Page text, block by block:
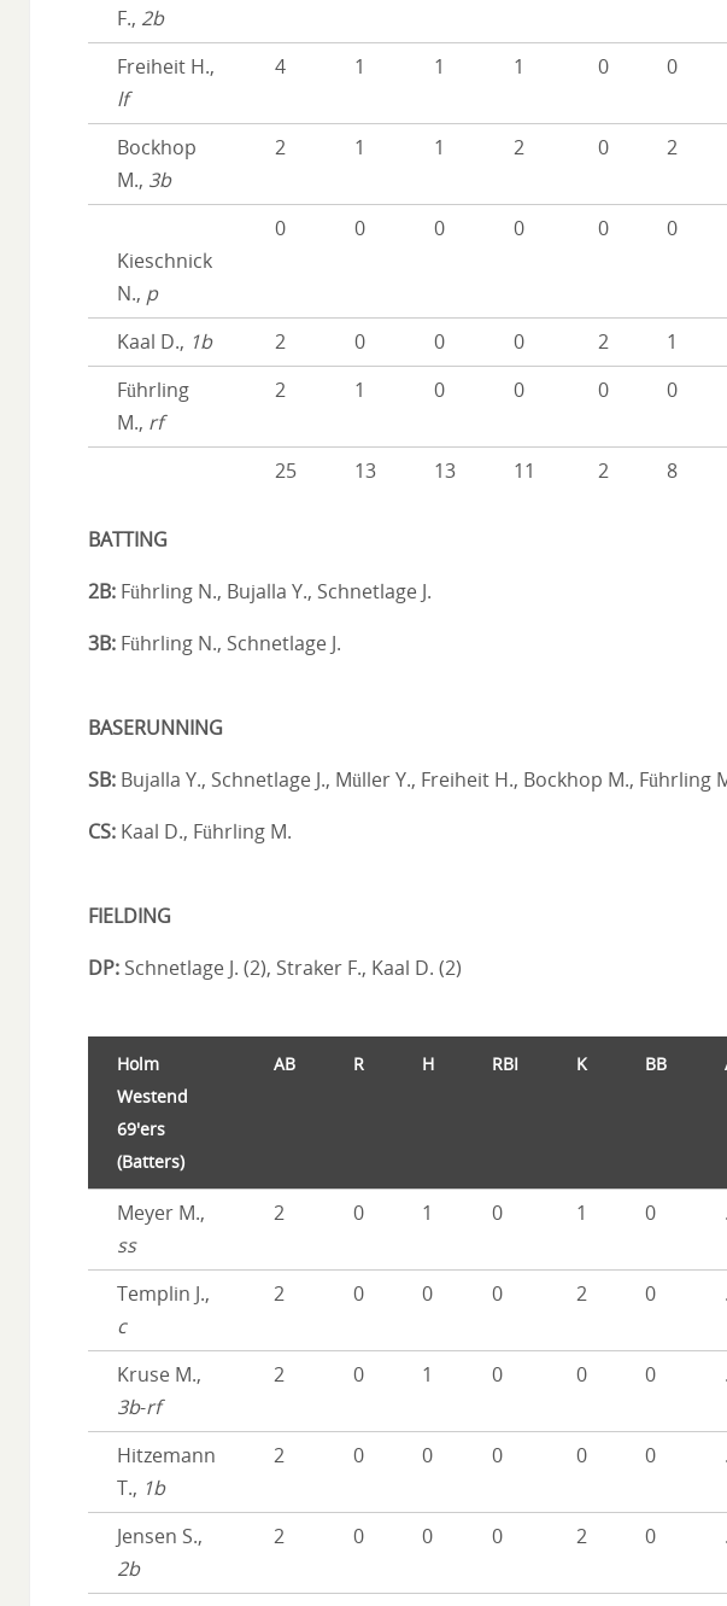
F., 2b
Freiheit H.,
lf
4 1 1 1 0 0
Bockhop
M., 3b
2 1 1 2 0 2
Kieschnick
N., p
0 0 0 0 0 0
Kaal D., 1b 2 0 0 0 2
1
Führling
M., rf
2 1 0 0 0 0
25 13 13 11 2 8
BATTING
2B: Führling N., Bujalla Y., Schnetlage J.
3B: Führling N., Schnetlage J.
BASERUNNING
SB: Bujalla Y., Schnetlage J., Müller Y., Freiheit H., Bockhop M., Führling
CS: Kaal D., Führling M.
FIELDING
DP: Schnetlage J. (2), Straker F., Kaal D. (2)
Holm
Westend
69'ers
(Batters)
AB R H RBI K BB
Meyer M.,
ss
2 0 1 0 1 0
Templin J.,
c
2 0 0 0 2 0
Kruse M.,
3b-rf
2 0 1 0 0 0
Hitzemann
T., 1b
2 0 0 0 0 0
Jensen S.,
2b
2 0 0 0 2 0